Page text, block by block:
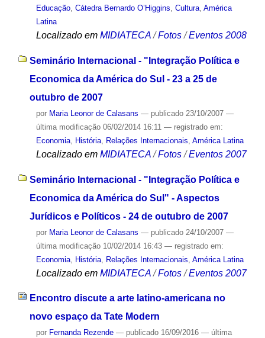
Educação, Cátedra Bernardo O’Higgins, Cultura, América
Latina
Localizado em MIDIATECA /Fotos /Eventos 2008
Seminário Internacional - "Integração Política e
Economica da América do Sul - 23 a 25 de
outubro de 2007
por Maria Leonor de Calasans — publicado23/10/2007 —
última modificação06/02/2014 16:11 — registrado em:
Economia, História, Relações Internacionais, América Latina
Localizado em MIDIATECA /Fotos /Eventos 2007
Seminário Internacional - "Integração Política e
Economica da América do Sul" - Aspectos
Jurídicos e Políticos - 24 de outubro de 2007
por Maria Leonor de Calasans — publicado24/10/2007 —
última modificação10/02/2014 16:43 — registrado em:
Economia, História, Relações Internacionais América Latina
Localizado em MIDIATECA /Fotos /Eventos 2007
Encontro discute a arte latino-americana no
novo espaço da Tate Modern
por Fernanda Rezende — publicado16/09/2016 — última